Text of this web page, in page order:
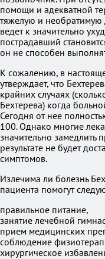
помощи и адекватной
тяжелую и
ведет к значительно
пострадавший
он не способен
К сожалению, в
утверждает, что
крайних случаях
Бехтерева) когда
Сегодня от нее
100. Однако многие
значительно замедлить
результате не будет
симптомов.
Излечима ли болезнь
пациента помогут
правильное питание,
занятие лечебной
прием медицинских
соблюдение
хирургическое